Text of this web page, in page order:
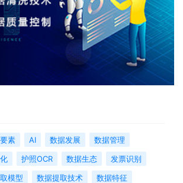
素 AI 数据发展
数据管理
护照OCR 数据生态
发票识别
模型 数据提取技术
数据特征